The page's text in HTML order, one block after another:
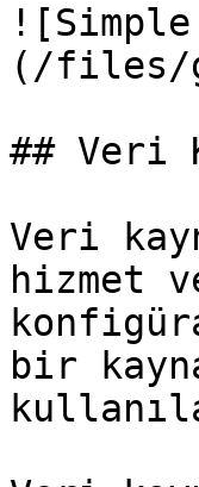
(/files/
## Veri
Veri
hizmet
bir